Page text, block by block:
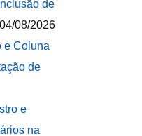
de
04/08/2026
e Coluna
de
e
na